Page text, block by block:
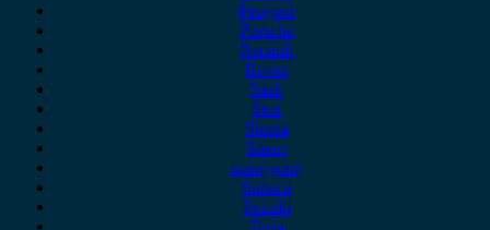
Peugeot
Porsche
Renault
Rover
Saab
Seat
Skoda
Smart
ssangyong
Subaru
Suzuki
Tesla